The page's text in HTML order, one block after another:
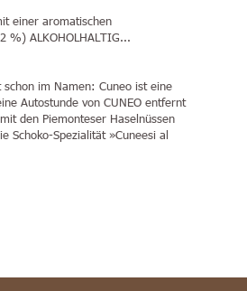
einer aromatischen
%) ALKOHOLHALTIG...
im Namen: Cuneo ist eine
Autostunde von CUNEO entfernt
den Piemonteser Haselnüssen
Schoko-Spezialität »Cuneesi al